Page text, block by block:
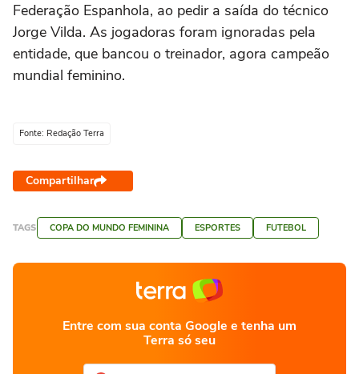
Federação Espanhola, ao pedir a saída do técnico
Jorge Vilda. As jogadoras foram ignoradas pela
entidade, que bancou o treinador, agora campeão
mundial feminino.
Fonte: Redação Terra
Compartilhar
TAGS COPA DO MUNDO FEMININA ESPORTES FUTEBOL
Entre com sua conta Google e tenha um
Terra só seu